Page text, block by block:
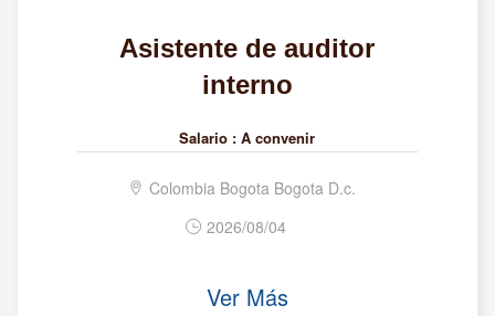
Asistente de auditor
interno
Salario : A convenir
Colombia Bogota Bogota D.c.
2026/08/04
Ver Más